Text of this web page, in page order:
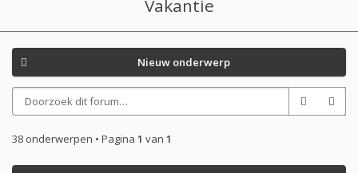
Vakantie
Nieuw onderwerp
38 onderwerpen • Pagina 1 van 1